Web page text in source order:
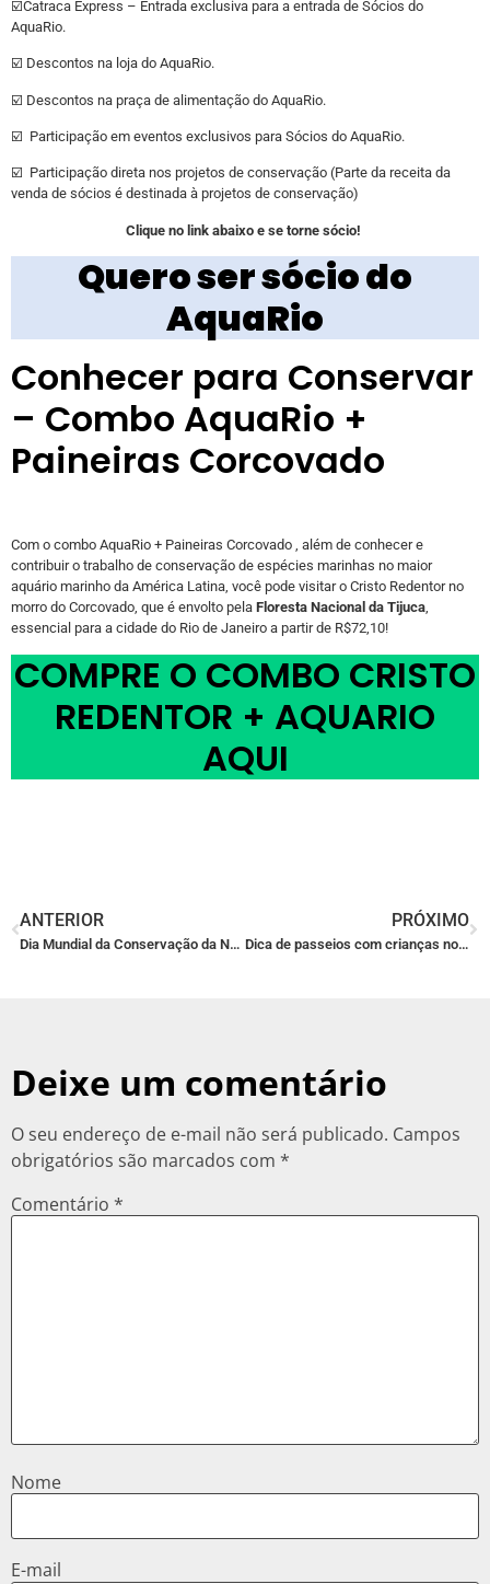
☑️Catraca Express – Entrada exclusiva para a entrada de Sócios do
AquaRio.
☑️ Descontos na loja do AquaRio.
☑️ Descontos na praça de alimentação do AquaRio.
☑️ Participação em eventos exclusivos para Sócios do AquaRio.
☑️ Participação direta nos projetos de conservação (Parte da receita da
venda de sócios é destinada à projetos de conservação)
Clique no link abaixo e se torne sócio!
Quero ser sócio do
AquaRio
Conhecer para Conservar
– Combo AquaRio +
Paineiras Corcovado
Com o combo AquaRio + Paineiras Corcovado , além de conhecer e
contribuir o trabalho de conservação de espécies marinhas no maior
aquário marinho da América Latina, você pode visitar o Cristo Redentor no
morro do Corcovado, que é envolto pela Floresta Nacional da Tijuca,
essencial para a cidade do Rio de Janeiro a partir de R$72,10!
COMPRE O COMBO CRISTO
REDENTOR + AQUARIO
AQUI
ANTERIOR
Dia Mundial da Conservação da Natureza
PRÓXIMO
Dica de passeios com crianças no Rio De Janeiro
Deixe um comentário
O seu endereço de e-mail não será publicado. Campos
obrigatórios são marcados com *
Comentário *
Nome
E-mail